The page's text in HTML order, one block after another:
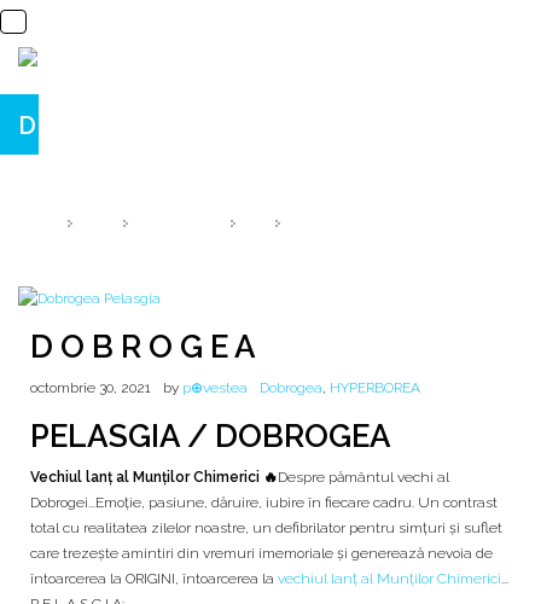
D O B R O G E A
D O B R O G E A
octombrie 30, 2021 by p⊕vestea Dobrogea, HYPERBOREA
PELASGIA / DOBROGEA
Vechiul lanț al Munților Chimerici 🔥Despre pământul vechi al
Dobrogei...Emoție, pasiune, dăruire, iubire în fiecare cadru. Un contrast
total cu realitatea zilelor noastre, un defibrilator pentru simțuri și suflet
care trezește amintiri din vremuri imemoriale și generează nevoia de
întoarcerea la ORIGINI, întoarcerea la vechiul lanț al Munților Chimerici...